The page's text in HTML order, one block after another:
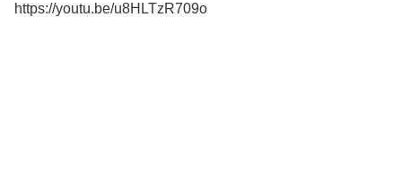
https://youtu.be/u8HLTzR709o